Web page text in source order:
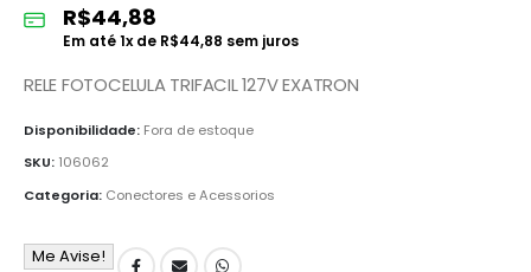
R$44,88
Em até1x de R$44,88 sem juros
RELE FOTOCELULA TRIFACIL 127V EXATRON
Disponibilidade: Fora de estoque
SKU: 106062
Categoria: Conectores e Acessorios
Me Avise!